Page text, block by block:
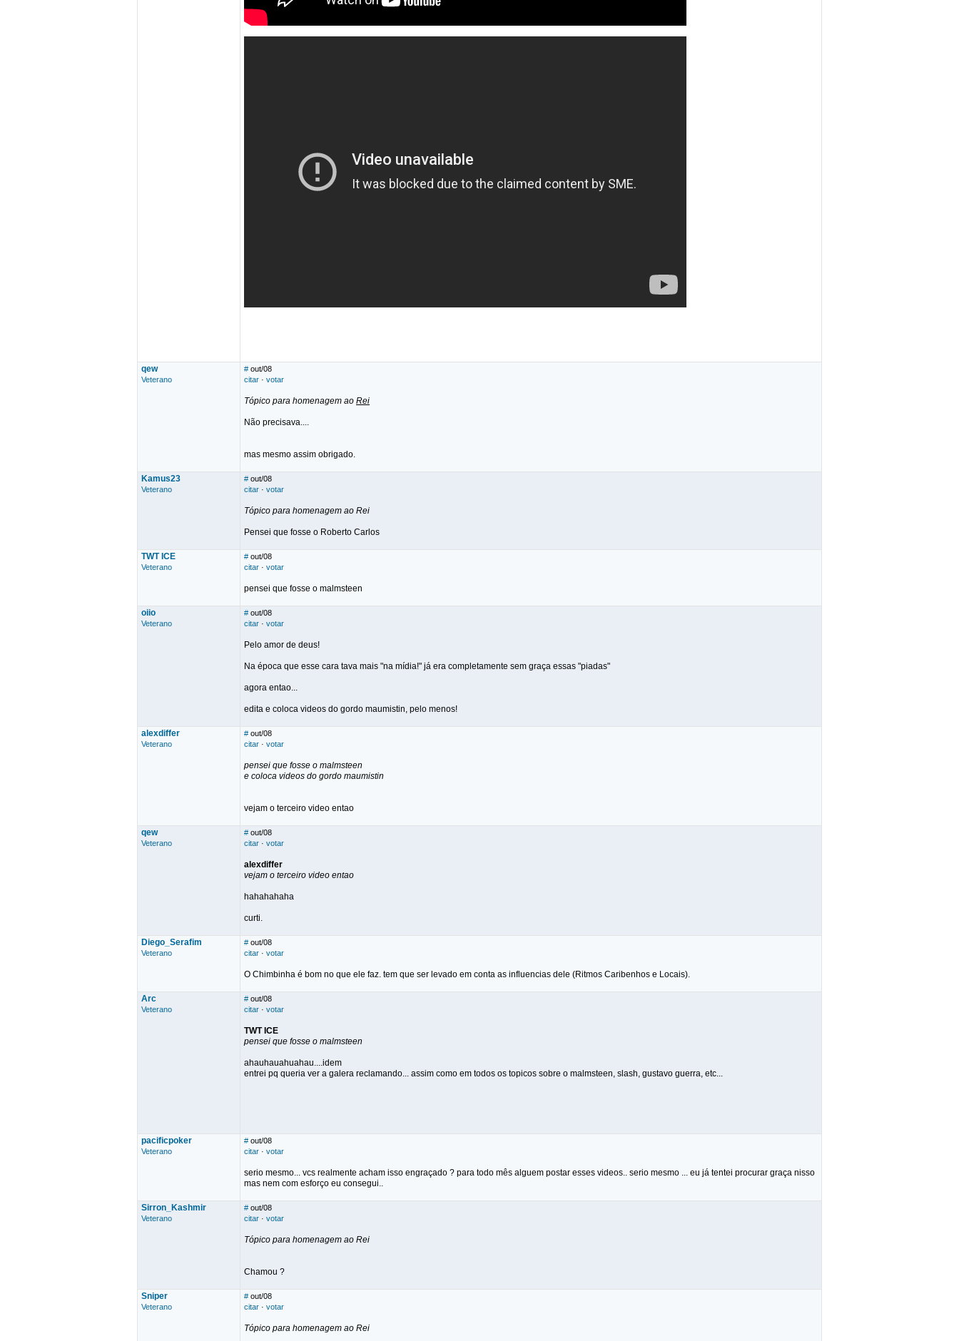
qew
Veterano
# out/08
citar · votar
Tópico para homenagem ao Rei
Não precisava....
mas mesmo assim obrigado.
Kamus23
Veterano
# out/08
citar · votar
Tópico para homenagem ao Rei
Pensei que fosse o Roberto Carlos
TWT ICE
Veterano
# out/08
citar · votar
pensei que fosse o malmsteen
oiio
Veterano
# out/08
citar · votar
Pelo amor de deus!
Na época que esse cara tava mais "na mídia!" já era completamente sem graça essas "piadas"
agora entao...
edita e coloca videos do gordo maumistin, pelo menos!
alexdiffer
Veterano
# out/08
citar · votar
pensei que fosse o malmsteen
e coloca videos do gordo maumistin
vejam o terceiro video entao
qew
Veterano
# out/08
citar · votar
alexdiffer
vejam o terceiro video entao
hahahahaha
curti.
Diego_Serafim
Veterano
# out/08
citar · votar
O Chimbinha é bom no que ele faz. tem que ser levado em conta as influencias dele (Ritmos Caribenhos e Locais).
Arc
Veterano
# out/08
citar · votar
TWT ICE
pensei que fosse o malmsteen
ahauhauahuahau....idem
entrei pq queria ver a galera reclamando... assim como em todos os topicos sobre o malmsteen, slash, gustavo guerra, etc...
pacificpoker
Veterano
# out/08
citar · votar
serio mesmo... vcs realmente acham isso engraçado ? para todo mês alguem postar esses videos.. serio mesmo ... eu já tentei procurar graça nisso
mas nem com esforço eu consegui..
Sirron_Kashmir
Veterano
# out/08
citar · votar
Tópico para homenagem ao Rei
Chamou ?
Sniper
Veterano
# out/08
citar · votar
Tópico para homenagem ao Rei